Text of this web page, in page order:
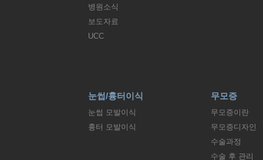
병원소식
보도자료
UCC
눈썹/흉터이식
눈썹 모발이식
흉터 모발이식
무모증
무모증이란
무모증디자인
수술과정
수술 후 관리